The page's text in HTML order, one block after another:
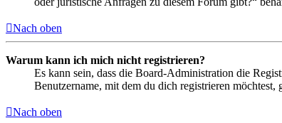
Nach oben
Warum kann ich mich nicht registrieren?
Es kann sein, dass die Board-Administration die
Benutzername, mit dem du dich registrieren
Nach oben